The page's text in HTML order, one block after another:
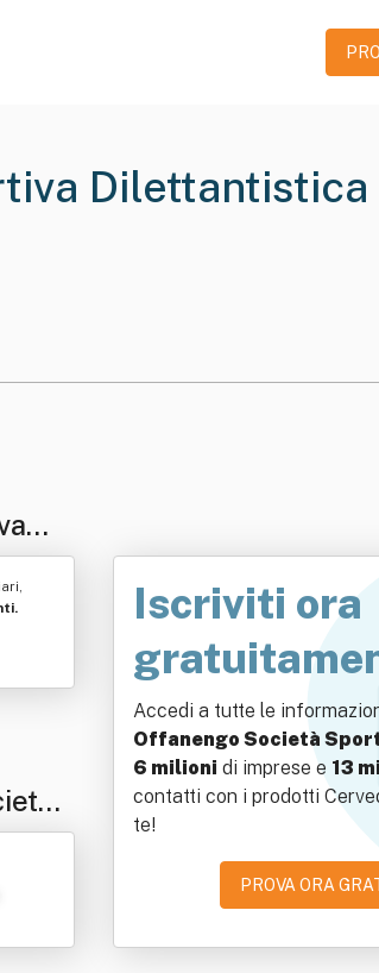
Dilettantistica
"Volley
Iscriviti ora
Accedi a tutte le
Offanengo Società
6 milioni di imprese e 13
contatti con i prodotti
te!
PROVA ORA